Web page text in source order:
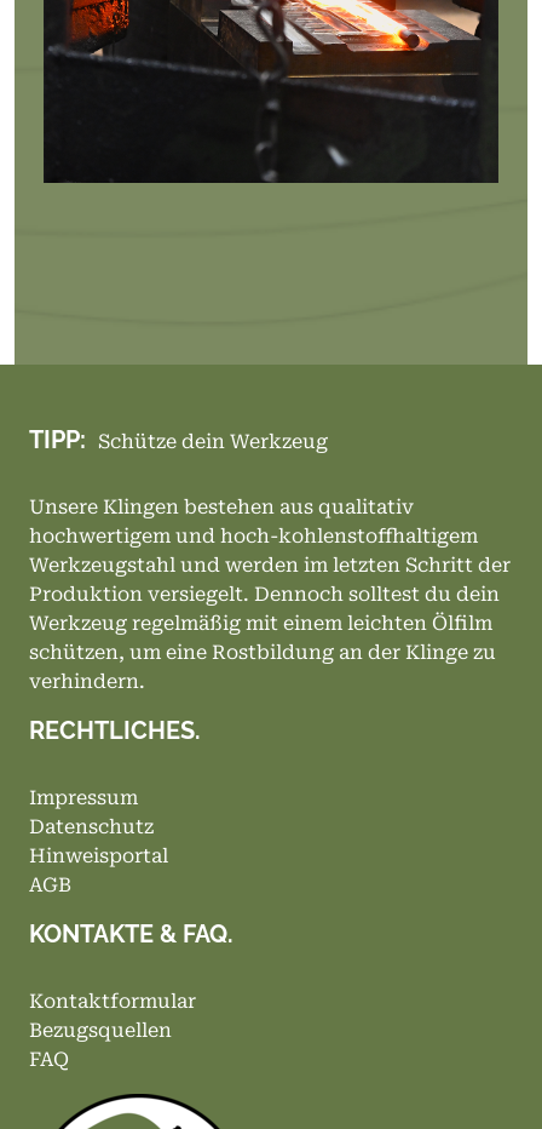
TIPP: Schütze dein Werkzeug
Unsere Klingen bestehen aus qualitativ
hochwertigem und hoch-kohlenstoffhaltigem
Werkzeugstahl und werden im letzten Schritt der
Produktion versiegelt. Dennoch solltest du dein
Werkzeug regelmäßig mit einem leichten Ölfilm
schützen, um eine Rostbildung an der Klinge zu
verhindern.
RECHTLICHES.
Impressum
Datenschutz
Hinweisportal
AGB
KONTAKTE & FAQ.
Kontaktformular
Bezugsquellen
FAQ